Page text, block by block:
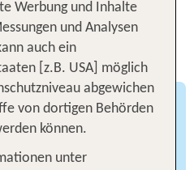
Familienurlaub
für die
Werbung und Inhalte
und Analysen
auch ein
[z.B. USA] möglich
abgewichen
von dortigen Behörden
können.
unter